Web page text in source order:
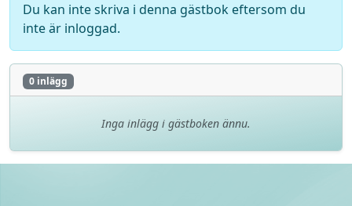
Du kan inte skriva i denna gästbok eftersom du
inte är inloggad.
0 inlägg
Inga inlägg i gästboken ännu.